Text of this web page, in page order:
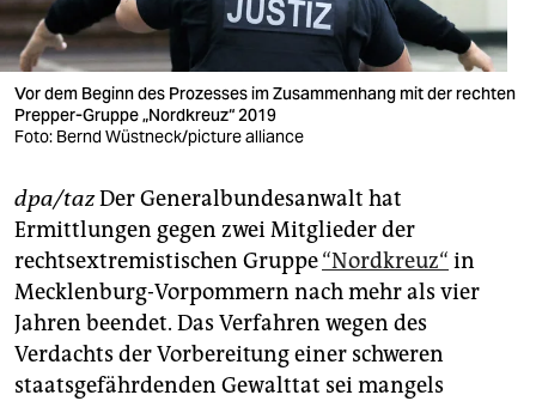
verlag
verlag
veranstaltungen
fragen & hilfe
unterstützen
abo
genossenschaft
Vor dem Beginn des Prozesses im Zusammenhang mit der rechten
Prepper-Gruppe „Nordkreuz“ 2019
Foto: Bernd Wüstneck/picture alliance
dpa/tazDer Generalbundesanwalt hat
Ermittlungen gegen zwei Mitglieder der
rechtsextremistischen Gruppe“Nordkreuz“ in
Mecklenburg-Vorpommern nach mehr als vier
Jahren beendet. Das Verfahren wegen des
Verdachts der Vorbereitung einer schweren
staatsgefährdenden Gewalttat sei mangels